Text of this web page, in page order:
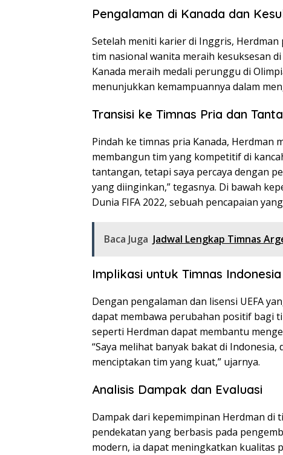
Pengalaman di Kanada dan
Setelah meniti karier di Inggris, Herdman
tim nasional wanita meraih kesuksesan
Kanada meraih medali perunggu di
menunjukkan kemampuannya dalam
Transisi ke Timnas Pria dan
Pindah ke timnas pria Kanada, Herdman
membangun tim yang kompetitif di
tantangan, tetapi saya percaya dengan
yang diinginkan,” tegasnya. Di bawah
Dunia FIFA 2022, sebuah pencapaian
Baca Juga Jadwal Lengkap Timnas
Implikasi untuk Timnas Indonesia
Dengan pengalaman dan lisensi UEFA
dapat membawa perubahan positif bagi
seperti Herdman dapat membantu
“Saya melihat banyak bakat di
menciptakan tim yang kuat,” ujarnya.
Analisis Dampak dan Evaluasi
Dampak dari kepemimpinan Herdman di
pendekatan yang berbasis pada
modern, ia dapat meningkatkan kualitas